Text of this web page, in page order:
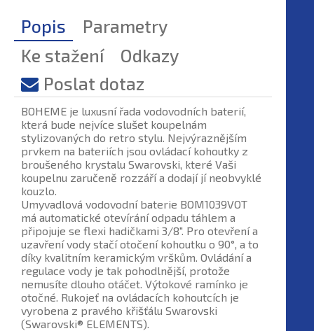
Popis
Parametry
Ke stažení
Odkazy
Poslat dotaz
BOHEME je luxusní řada vodovodních baterií,
která bude nejvíce slušet koupelnám
stylizovaných do retro stylu. Nejvýraznějším
prvkem na bateriích jsou ovládací kohoutky z
broušeného krystalu Swarovski, které Vaši
koupelnu zaručeně rozzáří a dodají jí neobvyklé
kouzlo.
Umyvadlová vodovodní baterie BOM1039VOT
má automatické otevírání odpadu táhlem a
připojuje se flexi hadičkami 3/8". Pro otevření a
uzavření vody stačí otočení kohoutku o 90°, a to
díky kvalitním keramickým vrškům. Ovládání a
regulace vody je tak pohodlnější, protože
nemusíte dlouho otáčet. Výtokové ramínko je
otočné. Rukojeť na ovládacích kohoutcích je
vyrobena z pravého křišťálu Swarovski
(Swarovski® ELEMENTS).